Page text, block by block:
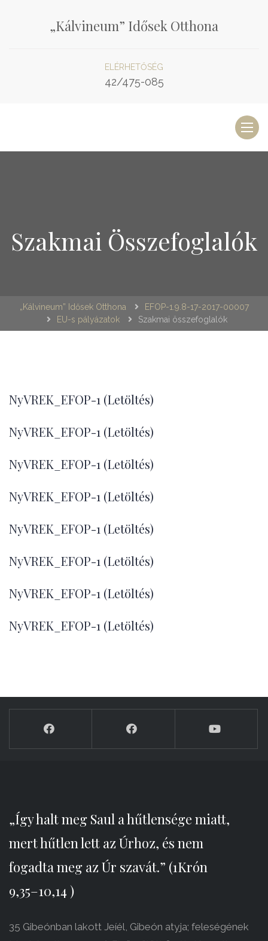
„Kálvineum” Idősek Otthona
ELÉRHETŐSÉG
42/475-085
Szakmai Összefoglalók
„Kálvineum” Idősek Otthona
EFOP-1.9.8-17-2017-00007
EU-s pályázatok
Szakmai összefoglalók
NyVREK_EFOP-1 (Letöltés)
NyVREK_EFOP-1 (Letöltés)
NyVREK_EFOP-1 (Letöltés)
NyVREK_EFOP-1 (Letöltés)
NyVREK_EFOP-1 (Letöltés)
NyVREK_EFOP-1 (Letöltés)
NyVREK_EFOP-1 (Letöltés)
NyVREK_EFOP-1 (Letöltés)
„Így halt meg Saul a hűtlensége miatt,
mert hűtlen lett az Úrhoz, és nem
fogadta meg az Úr szavát.” (1Krón
9,35–10,14 )
35 Gibeónban lakott Jeíél, Gibeón atyja; feleségének